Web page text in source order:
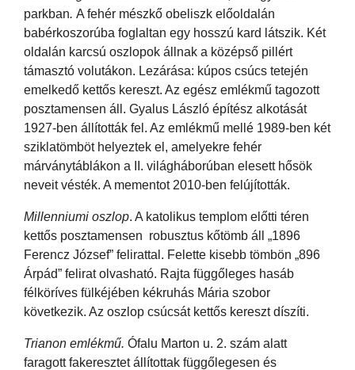
parkban. A fehér mészkő obeliszk előoldalán
babérkoszorúba foglaltan egy hosszú kard látszik. Két
oldalán karcsú oszlopok állnak a középső pillért
támasztó volutákon. Lezárása: kúpos csúcs tetején
emelkedő kettős kereszt. Az egész emlékmű tagozott
posztamensen áll. Gyalus László építész alkotását
1927-ben állították fel. Az emlékmű mellé 1989-ben két
sziklatömböt helyeztek el, amelyekre fehér
márványtáblákon a II. világháborúban elesett hősök
neveit vésték. A mementot 2010-ben felújították.
Millenniumi oszlop. A katolikus templom előtti téren
kettős posztamensen robusztus kőtömb áll „1896
Ferencz József” felirattal. Felette kisebb tömbön „896
Árpád” felirat olvasható. Rajta függőleges hasáb
félköríves fülkéjében kékruhás Mária szobor
következik. Az oszlop csúcsát kettős kereszt díszíti.
Trianon emlékmű. Ófalu Marton u. 2. szám alatt
faragott fakeresztet állítottak függőlegesen és